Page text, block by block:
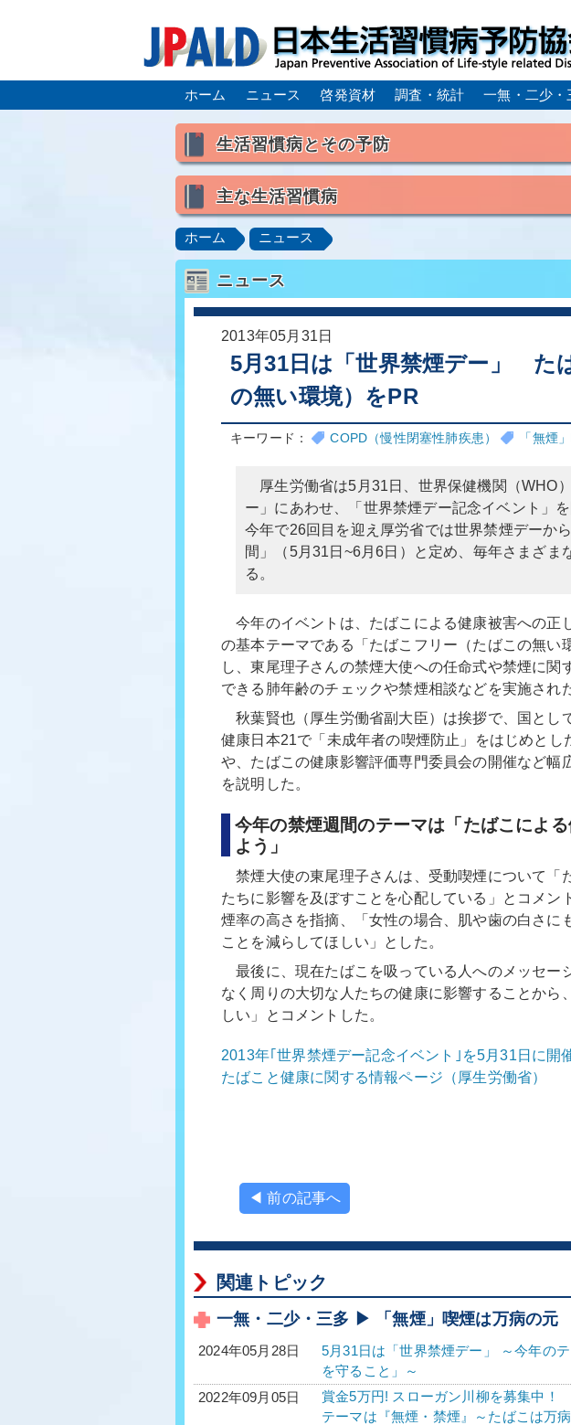
ホーム ニュース 啓発資材 調査・統計 一無・二少・
生活習慣病とその予防
喫煙
食生活
主な生活習慣病
高血圧 脂質異常症（高脂血症）
肥満症／メタボリックシンドローム
動脈硬化
脂肪肝／NAFLD／NASH
ロコモティブシンドローム／サルコペニア／フレイル
ホーム ニュース
ニュース
2013年05月31日
5月31日は「世界禁煙デー」 た
の無い環境）をPR
キーワード： COPD（慢性閉塞性肺疾患） 「無煙
厚生労働省は5月31日、世界保健機関（WHO
ー」にあわせ、「世界禁煙デー記念イベント」
今年で26回目を迎え厚労省では世界禁煙デーか
間」（5月31日~6月6日）と定め、毎年さまざま
る。
今年のイベントは、たばこによる健康被害への正
の基本テーマである「たばこフリー（たばこの無い
し、東尾理子さんの禁煙大使への任命式や禁煙に関
できる肺年齢のチェックや禁煙相談などを実施され
秋葉賢也（厚生労働省副大臣）は挨拶で、国とし
健康日本21で「未成年者の喫煙防止」をはじめとし
や、たばこの健康影響評価専門委員会の開催など幅
を説明した。
今年の禁煙週間のテーマは「たばこによ
よう」
禁煙大使の東尾理子さんは、受動喫煙について「
たちに影響を及ぼすことを心配している」とコメン
煙率の高さを指摘、「女性の場合、肌や歯の白さに
ことを減らしてほしい」とした。
最後に、現在たばこを吸っている人へのメッセー
なく周りの大切な人たちの健康に影響することから
しい」とコメントした。
2013年｢世界禁煙デー記念イベント｣を5月31日に開
たばこと健康に関する情報ページ（厚生労働省）
◀ 前の記事へ
関連トピック
一無・二少・三多 ▶ 「無煙」喫煙は万病の元
2024年05月28日
5月31日は「世界禁煙デー」 ～今年の
を守ること」～
2022年09月05日
賞金5万円! スローガン川柳を募集中！
テーマは『無煙・禁煙』～たばこは万